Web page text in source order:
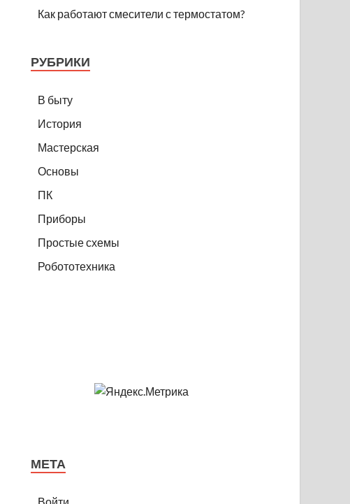
Как работают смесители с термостатом?
РУБРИКИ
В быту
История
Мастерская
Основы
ПК
Приборы
Простые схемы
Робототехника
МЕТА